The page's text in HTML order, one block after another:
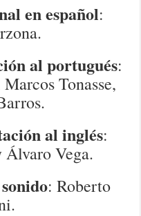
en español:
al portugués:
Tonasse,
al inglés:
Vega.
: Roberto